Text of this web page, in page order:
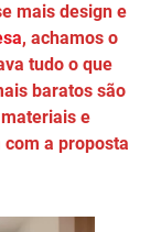
mais design e
, achamos o
tudo o que
baratos são
materiais e
a proposta